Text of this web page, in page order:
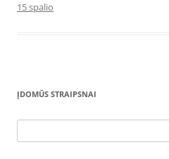
15 spalio
ĮDOMŪS STRAIPSNAI